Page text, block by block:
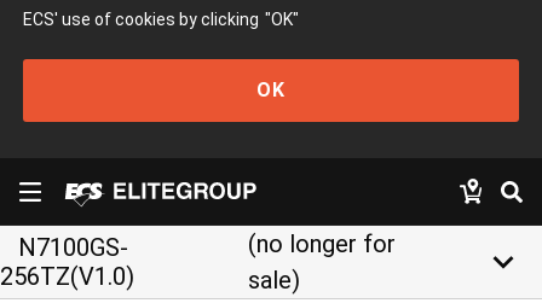
ECS' use of cookies by clicking "OK"
OK
N7100GS-
256TZ(V1.0)
(no longer for
sale)
keyboard_arrow_down